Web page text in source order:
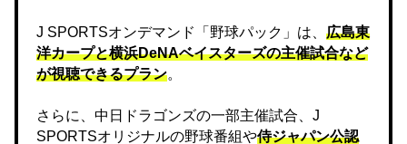
J SPORTSオンデマンド「野球パック」は、 広島東
洋カープと横浜DeNAベイスターズの主催試合など
が視聴できるプラン。
さらに、中日ドラゴンズの一部主催試合、J
SPORTSオリジナルの野球番組や侍ジャパン公認